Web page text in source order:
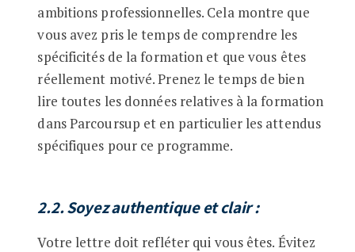
ambitions professionnelles. Cela montre que
vous avez pris le temps de comprendre les
spécificités de la formation et que vous êtes
réellement motivé. Prenez le temps de bien
lire toutes les données relatives à la formation
dans Parcoursup et en particulier les attendus
spécifiques pour ce programme.
2.2. Soyez authentique et clair:
Votre lettre doit refléter qui vous êtes. Évitez